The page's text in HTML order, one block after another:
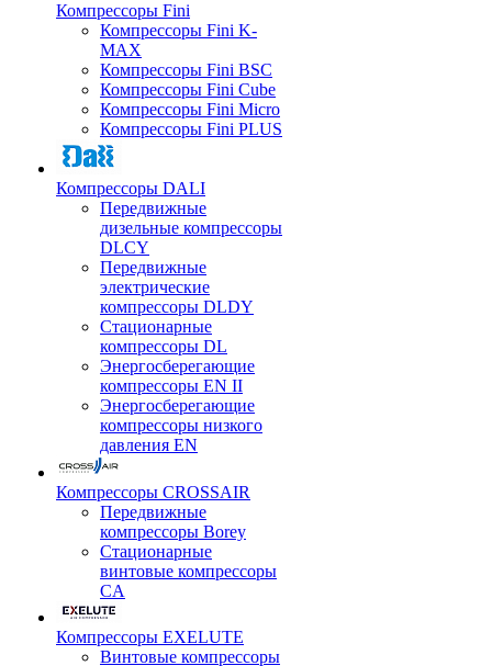
Компрессоры Fini
Компрессоры Fini K-
MAX
Компрессоры Fini BSC
Компрессоры Fini Cube
Компрессоры Fini Micro
Компрессоры Fini PLUS
Компрессоры DALI
Передвижные
дизельные компрессоры
DLCY
Передвижные
электрические
компрессоры DLDY
Стационарные
компрессоры DL
Энергосберегающие
компрессоры EN II
Энергосберегающие
компрессоры низкого
давления EN
Компрессоры CROSSAIR
Передвижные
компрессоры Borey
Стационарные
винтовые компрессоры
CA
Компрессоры EXELUTE
Винтовые компрессоры